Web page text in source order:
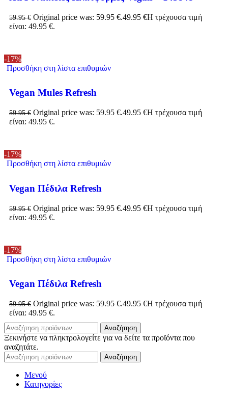
59.95€ Original price was: 59.95 €.49.95 €Η τρέχουσα τιμή
είναι: 49.95 €.
-17%
Προσθήκη στη λίστα επιθυμιών
Vegan Mules Refresh
59.95€ Original price was: 59.95 €.49.95 €Η τρέχουσα τιμή
είναι: 49.95 €.
-17%
Προσθήκη στη λίστα επιθυμιών
Vegan Πέδιλα Refresh
59.95€ Original price was: 59.95 €.49.95 €Η τρέχουσα τιμή
είναι: 49.95 €.
-17%
Προσθήκη στη λίστα επιθυμιών
Vegan Πέδιλα Refresh
59.95€ Original price was: 59.95 €.49.95 €Η τρέχουσα τιμή
είναι: 49.95 €.
Αναζήτηση
Ξεκινήστε να πληκτρολογείτε για να δείτε τα προϊόντα που
αναζητάτε.
Αναζήτηση
Μενού
Κατηγορίες